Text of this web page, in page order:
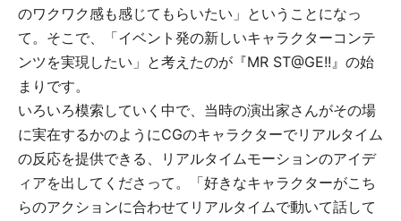
のワクワク感も感じてもらいたい」ということになっ
て。そこで、「イベント発の新しいキャラクターコンテ
ンツを実現したい」と考えたのが『MR ST@GE!!』の始
まりです。
いろいろ模索していく中で、当時の演出家さんがその場
に実在するかのようにCGのキャラクターでリアルタイム
の反応を提供できる、リアルタイムモーションのアイデ
ィアを出してくださって。「好きなキャラクターがこち
らのアクションに合わせてリアルタイムで動いて話して